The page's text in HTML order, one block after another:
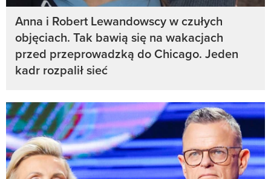
Anna i Robert Lewandowscy w czułych
objęciach. Tak bawią się na wakacjach
przed przeprowadzką do Chicago. Jeden
kadr rozpalił sieć